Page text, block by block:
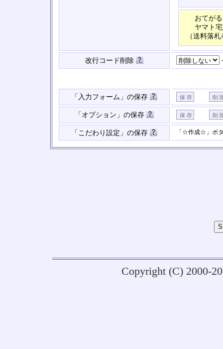
おてが
ヤマト
（送料落
改行コード削除
「入力フォーム」の保存
「オプション」の保存
「こだわり設定」の保存 「☆作成☆」ボ
Copyright (C) 2000-